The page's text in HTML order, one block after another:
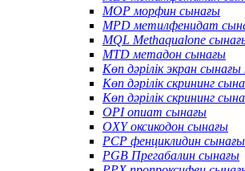
MOP морфин сынағы
MPD метилфенидат
MQL Methaqualone
MTD метадон сынағы
Көп дәрілік экран
Көп дәрілік скрининг
Көп дәрілік скрининг
OPI опиат сынағы
OXY оксикодон сынағы
PCP фенциклидин сынағы
PGB Прегабалин сынағы